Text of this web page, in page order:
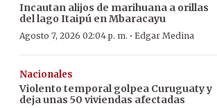
Incautan alijos de marihuana a orillas
del lago Itaipú en Mbaracayu
Agosto 7, 2026 02:04 p. m. · Edgar Medina
Nacionales
Violento temporal golpea Curuguaty y
deja unas 50 viviendas afectadas